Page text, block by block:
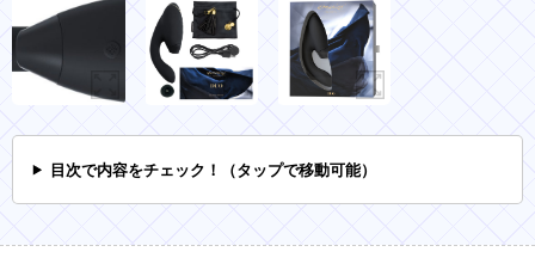
目次で内容をチェック！（タップで移動可能）